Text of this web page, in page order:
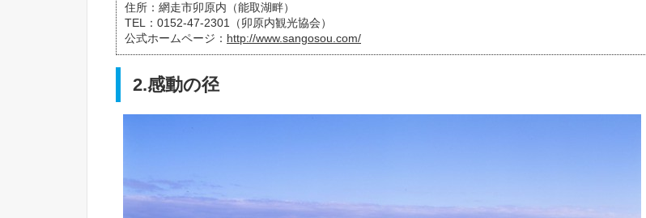
住所：網走市卯原内（能取湖畔）
TEL：0152-47-2301（卯原内観光協会）
公式ホームページ： http://www.sangosou.com/
2.感動の径